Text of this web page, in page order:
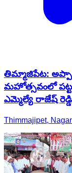
తిమ్మాజిపేట:
మహోత్సవంలో
ఎమ్మెల్యే రాజేష్
Thimmajipet,